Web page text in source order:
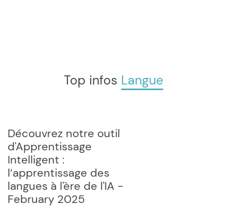
Top infos Langue
Découvrez notre outil
d'Apprentissage
Intelligent :
l’apprentissage des
langues à l'ère de l'IA -
February 2025